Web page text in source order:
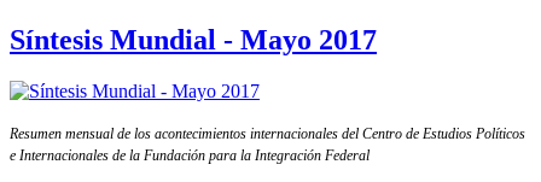
Síntesis Mundial - Mayo 2017
Resumen mensual de los acontecimientos internacionales del Centro de Estudios Políticos
e Internacionales de la Fundación para la Integración Federal